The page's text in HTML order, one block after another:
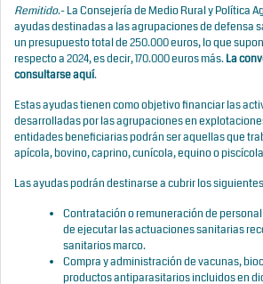
Remitido.- La Consejería de Medio Rural y Política
ayudas destinadas a las agrupaciones de defensa
un presupuesto total de 250.000 euros, lo que
respecto a 2024, es decir, 170.000 euros más.La
consultarseaquí.
Estas ayudas tienen como objetivo financiar las
desarrolladas por las agrupaciones en
entidades beneficiarias podrán ser aquellas que
apícola, bovino, caprino, cunícola, equino o
Las ayudas podrán destinarse a cubrir los
Contratación o remuneración de
de ejecutar las actuaciones sanitarias
sanitarios marco.
Compra y administración de vacunas,
productos antiparasitarios incluidos en